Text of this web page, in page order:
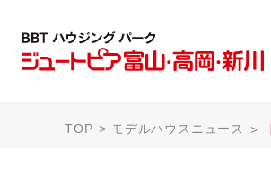
TOP モデルハウスニュース